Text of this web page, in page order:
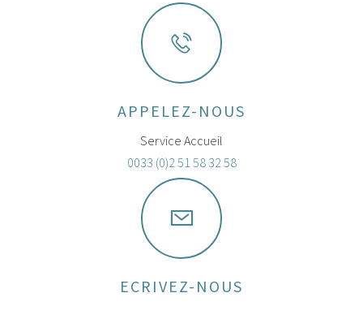
APPELEZ-NOUS
Service Accueil
0033 (0)2 51 58 32 58
ECRIVEZ-NOUS